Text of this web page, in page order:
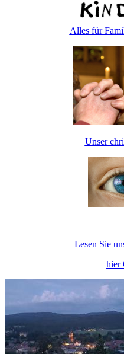
Alles für
Unser
Lesen Sie
hier